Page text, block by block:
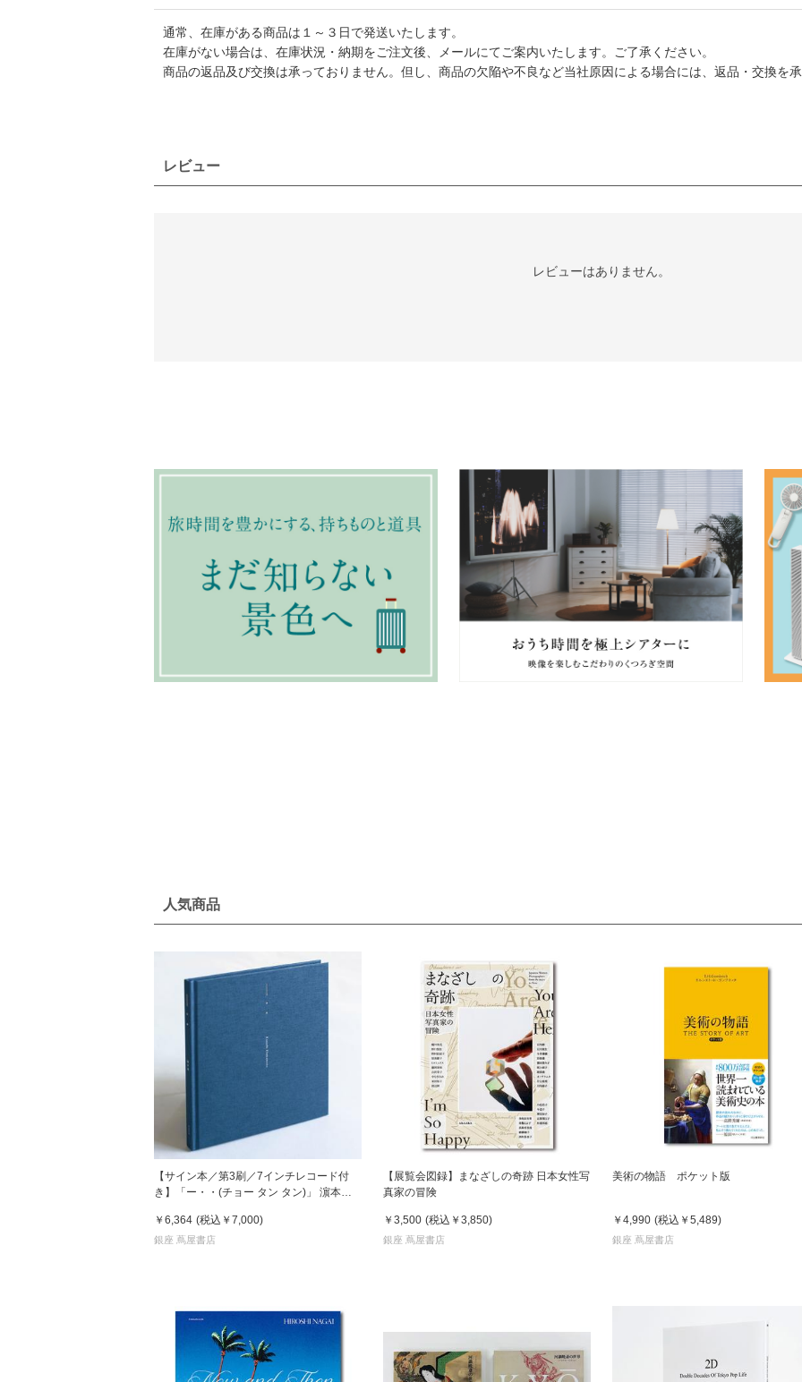
通常、在庫がある商品は１～３日で発送いたします。
在庫がない場合は、在庫状況・納期をご注文後、メールにてご案内いたします。ご了承ください。
商品の返品及び交換は承っておりません。但し、商品の欠陥や不良など当社原因による場合には、返品・交換を
レビュー
レビューはありません。
人気商品
【サイン本／第3刷／7インチレコード付
き】「ー・・(チョー タン タン)」 濵本奏
￥6,364 (税込 ￥7,000)
銀座 蔦屋書店
【展覧会図録】まなざしの奇跡 日本女性写
真家の冒険
￥3,500 (税込 ￥3,850)
銀座 蔦屋書店
美術の物語 ポケット版
￥4,990 (税込 ￥5,489)
銀座 蔦屋書店